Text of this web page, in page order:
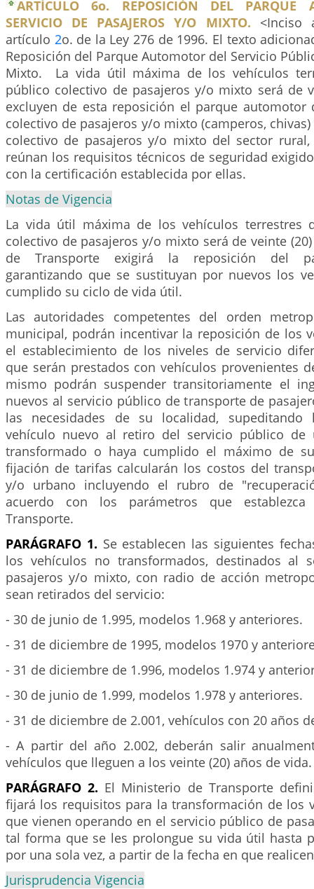
ARTÍCULO 6o. REPOSICIÓN DEL PARQUE
SERVICIO DE PASAJEROS Y/O MIXTO. <Inciso
artículo 2o. de la Ley 276 de 1996. El texto
Reposición del Parque Automotor del Servicio
Mixto. La vida útil máxima de los vehículos
público colectivo de pasajeros y/o mixto será de
excluyen de esta reposición el parque automotor
colectivo de pasajeros y/o mixto (camperos,
colectivo de pasajeros y/o mixto del sector
reúnan los requisitos técnicos de seguridad
con la certificación establecida por ellas.
Notas de Vigencia
La vida útil máxima de los vehículos terrestres
colectivo de pasajeros y/o mixto será de veinte
de Transporte exigirá la reposición del
garantizando que se sustituyan por nuevos los
cumplido su ciclo de vida útil.
Las autoridades competentes del orden
municipal, podrán incentivar la reposición de los
el establecimiento de los niveles de servicio
que serán prestados con vehículos provenientes
mismo podrán suspender transitoriamente el
nuevos al servicio público de transporte de
las necesidades de su localidad,
vehículo nuevo al retiro del servicio público de
transformado o haya cumplido el máximo de
fijación de tarifas calcularán los costos del
y/o urbano incluyendo el rubro de
acuerdo con los parámetros que
Transporte.
PARÁGRAFO 1. Se establecen las siguientes
los vehículos no transformados, destinados al
pasajeros y/o mixto, con radio de acción
sean retirados del servicio:
- 30 de junio de 1.995, modelos 1.968 y anteriores.
- 31 de diciembre de 1995, modelos 1970 y
- 31 de diciembre de 1.996, modelos 1.974 y
- 30 de junio de 1.999, modelos 1.978 y anteriores.
- 31 de diciembre de 2.001, vehículos con 20 años
- A partir del año 2.002, deberán salir
vehículos que lleguen a los veinte (20) años de vida.
PARÁGRAFO 2. El Ministerio de Transporte
fijará los requisitos para la transformación de los
que vienen operando en el servicio público de
tal forma que se les prolongue su vida útil hasta
por una sola vez, a partir de la fecha en que
Jurisprudencia Vigencia